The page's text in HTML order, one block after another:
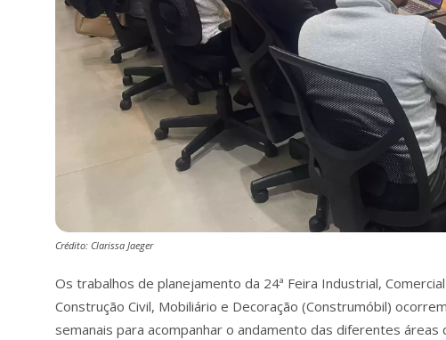
Crédito: Clarissa Jaeger
Os trabalhos de planejamento da 24ª Feira Industrial,
Construção Civil, Mobiliário e Decoração (Construmóbil)
semanais para acompanhar o andamento das diferentes